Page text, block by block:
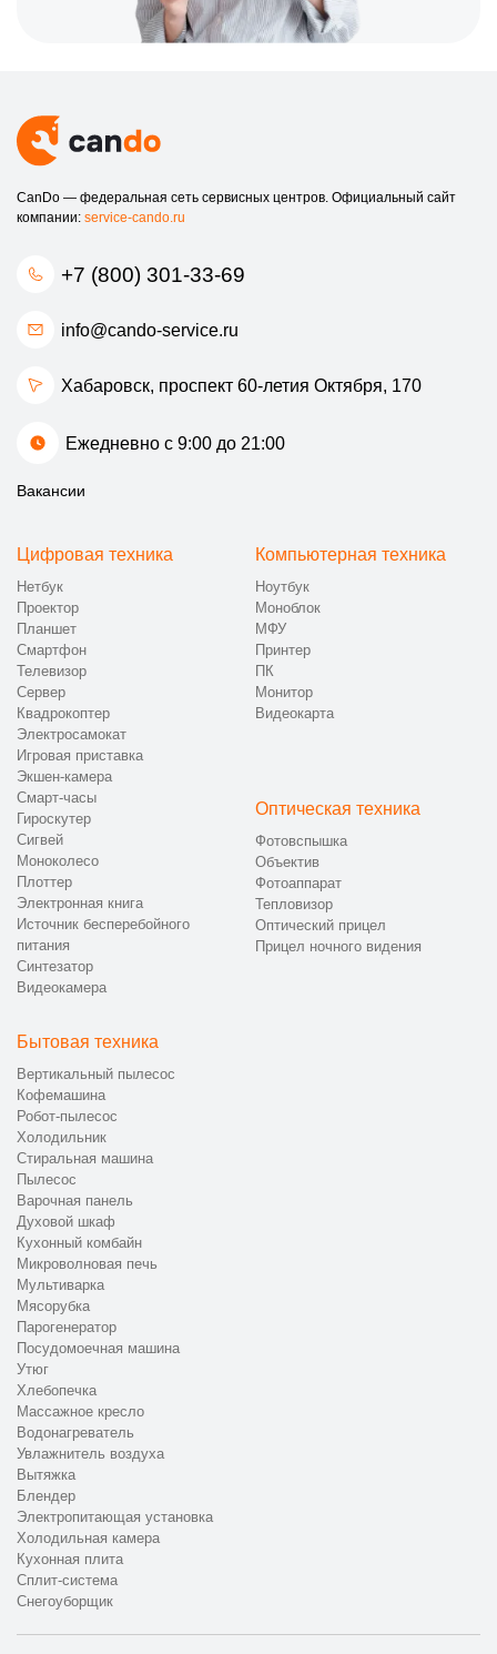
CanDo — федеральная сеть сервисных центров. Официальный сайт
компании: service-cando.ru
+7 (800) 301-33-69
info@cando-service.ru
Хабаровск, проспект 60-летия Октября, 170
Ежедневно с 9:00 до 21:00
Вакансии
Цифровая техника
Нетбук
Проектор
Планшет
Смартфон
Телевизор
Сервер
Квадрокоптер
Электросамокат
Игровая приставка
Экшен-камера
Смарт-часы
Гироскутер
Сигвей
Моноколесо
Плоттер
Электронная книга
Источник бесперебойного
питания
Синтезатор
Видеокамера
Компьютерная техника
Ноутбук
Моноблок
МФУ
Принтер
ПК
Монитор
Видеокарта
Оптическая техника
Фотовспышка
Объектив
Фотоаппарат
Тепловизор
Оптический прицел
Прицел ночного видения
Бытовая техника
Вертикальный пылесос
Кофемашина
Робот-пылесос
Холодильник
Стиральная машина
Пылесос
Варочная панель
Духовой шкаф
Кухонный комбайн
Микроволновая печь
Мультиварка
Мясорубка
Парогенератор
Посудомоечная машина
Утюг
Хлебопечка
Массажное кресло
Водонагреватель
Увлажнитель воздуха
Вытяжка
Блендер
Электропитающая установка
Холодильная камера
Кухонная плита
Сплит-система
Снегоуборщик